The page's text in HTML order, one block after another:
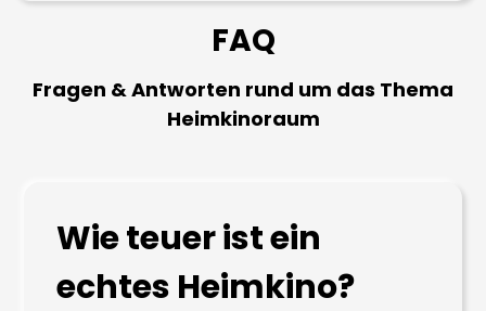
FAQ
Fragen & Antworten rund um das Thema
Heimkinoraum
Wie teuer ist ein
echtes Heimkino?